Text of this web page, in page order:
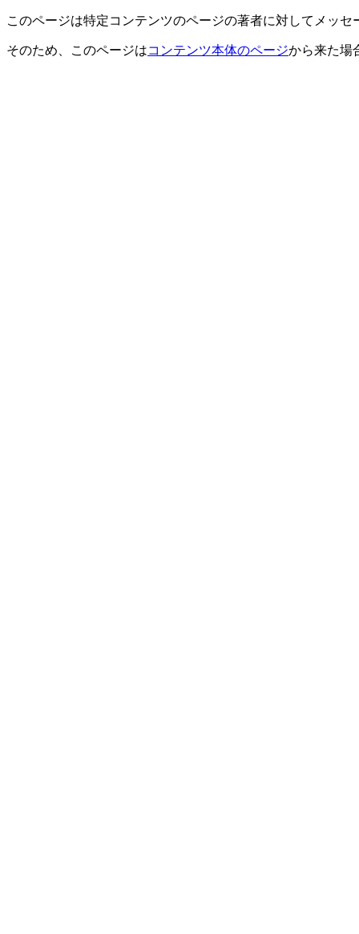
このページは特定コンテンツのページの著者に対してメッ
そのため、このページはコンテンツ本体のページから来た場